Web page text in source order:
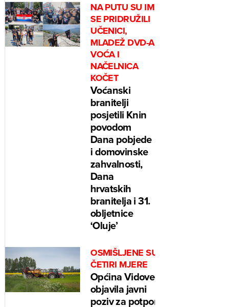
NA PUTU SU IM
SE PRIDRUŽILI
UČENICI,
MLADEŽ DVD-A
VOĆA I
NAČELNICA
KOČET
Voćanski
branitelji
posjetili Knin
povodom
Dana pobjede
i domovinske
zahvalnosti,
Dana
hrvatskih
branitelja i 31.
obljetnice
‘Oluje’
OSMIŠLJENE SU
ČETIRI MJERE
Općina Vidovec
objavila javni
poziv za potpore